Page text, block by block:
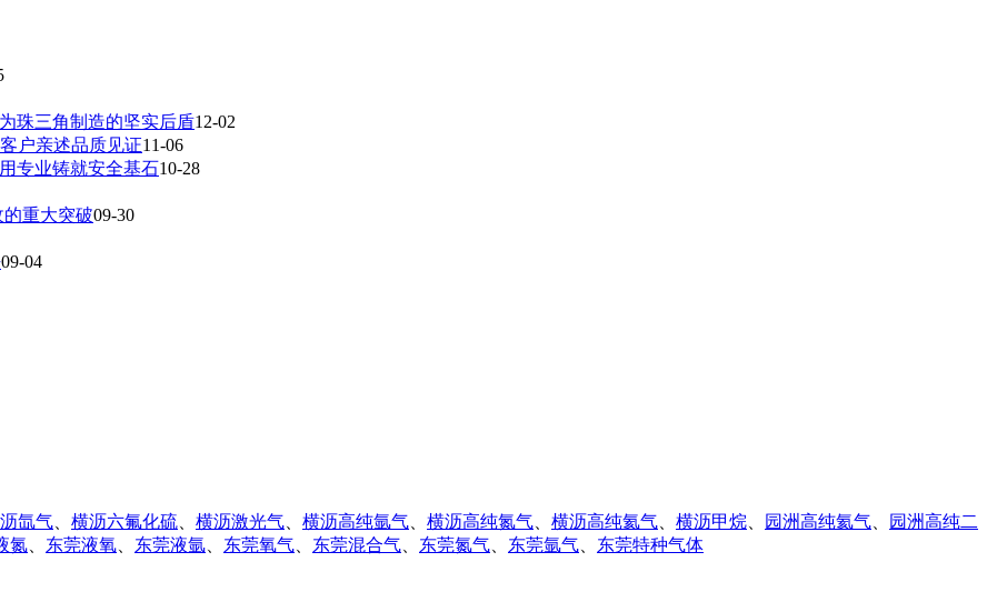
珠三角制造的坚实后盾12-02
户亲述品质见证11-06
专业铸就安全基石10-28
重大突破09-30
09-04
氙气 横沥六氟化硫 横沥激光气 横沥高纯氩气 横沥高纯氮气 横沥高纯氦气 横沥甲烷 园洲高纯氦气
园洲高纯二
氮 东莞液氧 东莞液氩 东莞氧气 东莞混合气 东莞氮气 东莞氩气 东莞特种气体